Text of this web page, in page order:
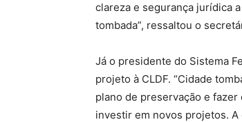
clareza e segurança jurídica
tombada”, ressaltou o
Já o presidente do Sistema
projeto à CLDF. “Cidade
plano de preservação e
investir em novos projetos.